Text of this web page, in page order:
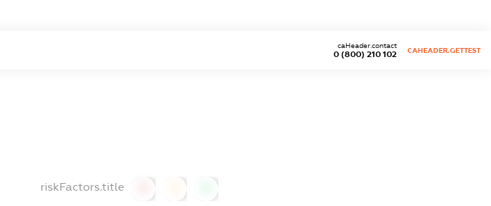
0 (800) 210 102
caHeader.contact
CAHEADER.GETTEST
riskFactors.title